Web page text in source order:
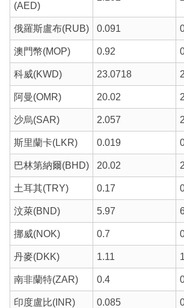
(AED)
俄羅斯盧布(RUB) 0.091
澳門幣(MOP) 0.92
科威(KWD) 23.0718
阿曼(OMR) 20.02
沙烏(SAR) 2.057
斯里蘭卡(LKR) 0.019
巴林第納爾(BHD) 20.02
土耳其(TRY) 0.17
汶萊(BND) 5.97
挪威(NOK) 0.7
丹麥(DKK) 1.11
南非蘭特(ZAR) 0.4
印度盧比(INR) 0.085